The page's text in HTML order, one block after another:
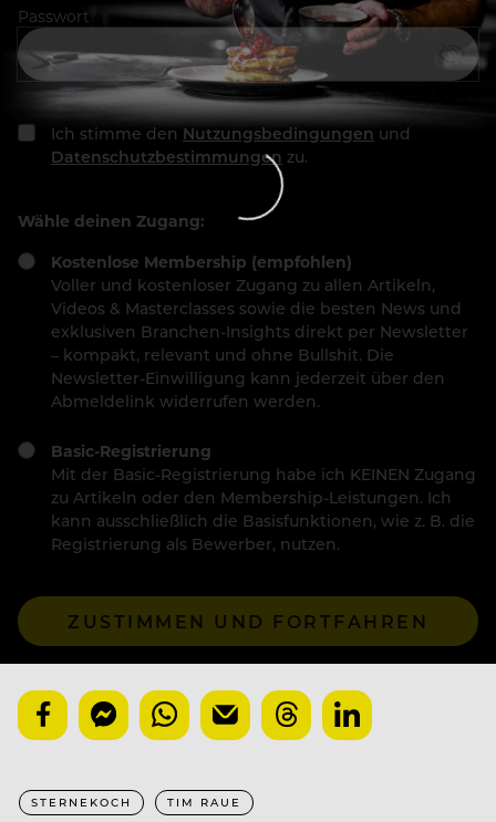
Passwort
Ich stimme den Nutzungsbedingungen und
Datenschutzbestimmungen zu.
Wähle deinen Zugang:
Kostenlose Membership (empfohlen)
Voller und kostenloser Zugang zu allen Artikeln,
Videos & Masterclasses sowie die besten News und
exklusiven Branchen-Insights direkt per Newsletter
– kompakt, relevant und ohne Bullshit. Die
Newsletter-Einwilligung kann jederzeit über den
Abmeldelink widerrufen werden.
Basic-Registrierung
Mit der Basic-Registrierung habe ich KEINEN Zugang
zu Artikeln oder den Membership-Leistungen. Ich
kann ausschließlich die Basisfunktionen, wie z. B. die
Registrierung als Bewerber, nutzen.
ZUSTIMMEN UND FORTFAHREN
STERNEKOCH TIM RAUE